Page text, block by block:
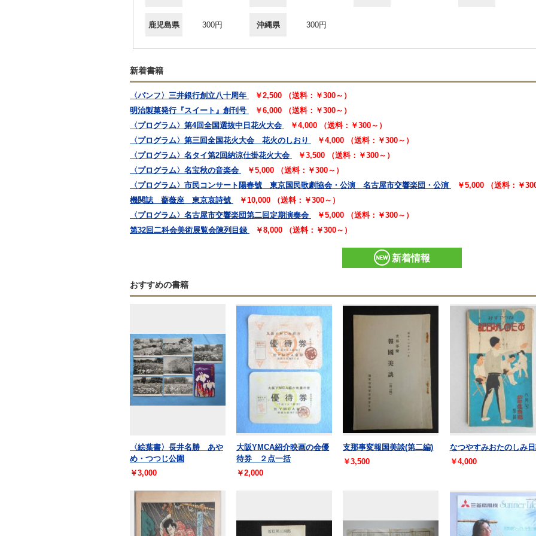
鹿児島県 300円 沖縄県 300円
新着書籍
〈パンフ〉三井銀行創立八十周年
￥2,500 （送料：￥300～）
明治製菓発行『スイート』創刊号
￥6,000 （送料：￥300～）
〈プログラム〉第4回全国選抜中日花火大会
￥4,000 （送料：￥300～）
〈プログラム〉第三回全国花火大会 花火のしおり
￥4,000 （送料：￥300～）
〈プログラム〉名タイ第2回納涼仕掛花火大会
￥3,500 （送料：￥300～）
〈プログラム〉名宝秋の音楽会
￥5,000 （送料：￥300～）
〈プログラム〉市民コンサート陽春號 東京国民歌劇協会・公演 名古屋市交響楽団・公演
￥5,000 （送料：￥
機関誌 薔薇座 東京哀詩號
￥10,000 （送料：￥300～）
〈プログラム〉名古屋市交響楽団第二回定期演奏会
￥5,000 （送料：￥300～）
第32回二科会美術展覧会陳列目録
￥8,000 （送料：￥300～）
新着情報
おすすめの書籍
〈絵葉書〉長井名勝 あや
め・つつじ公園
￥3,000
大阪YMCA紹介映画の会優
待券 ２点一括
￥2,000
支那事変報国美談(第二編)
￥3,500
なつやすみおたのしみ
￥4,000